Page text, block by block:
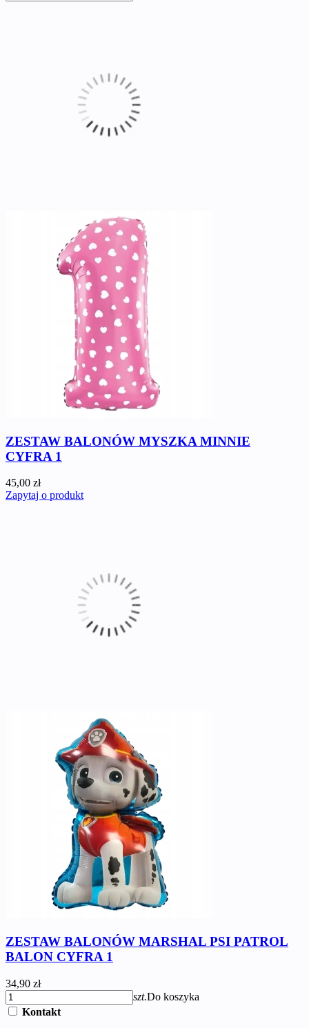
ZESTAW BALONÓW MYSZKA MINNIE
CYFRA 1
45,00 zł
Zapytaj o produkt
ZESTAW BALONÓW MARSHAL PSI PATROL
BALON CYFRA 1
34,90 zł
szt.Do koszyka
Kontakt